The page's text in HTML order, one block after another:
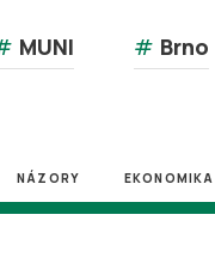
MUNI # Brno
NÁZORY EKONOMIKA